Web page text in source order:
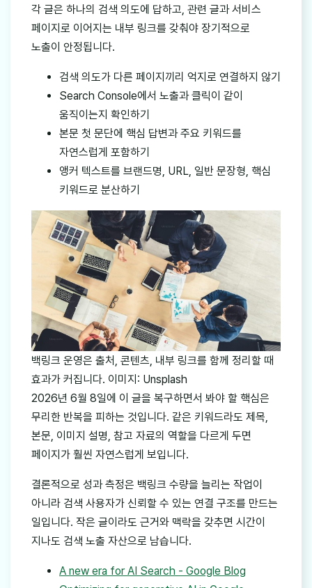
각 글은 하나의 검색 의도에 답하고, 관련 글과 서비스
페이지로 이어지는 내부 링크를 갖춰야 장기적으로
노출이 안정됩니다.
검색 의도가 다른 페이지끼리 억지로 연결하지 않기
Search Console에서 노출과 클릭이 같이
움직이는지 확인하기
본문 첫 문단에 핵심 답변과 주요 키워드를
자연스럽게 포함하기
앵커 텍스트를 브랜드명, URL, 일반 문장형, 핵심
키워드로 분산하기
백링크 운영은 출처, 콘텐츠, 내부 링크를 함께 정리할 때
효과가 커집니다. 이미지: Unsplash
2026년 6월 8일에 이 글을 복구하면서 봐야 할 핵심은
무리한 반복을 피하는 것입니다. 같은 키워드라도 제목,
본문, 이미지 설명, 참고 자료의 역할을 다르게 두면
페이지가 훨씬 자연스럽게 보입니다.
결론적으로 성과 측정은 백링크 수량을 늘리는 작업이
아니라 검색 사용자가 신뢰할 수 있는 연결 구조를 만드는
일입니다. 작은 글이라도 근거와 맥락을 갖추면 시간이
지나도 검색 노출 자산으로 남습니다.
A new era for AI Search - Google Blog